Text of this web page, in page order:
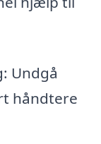
Undgå
håndtere